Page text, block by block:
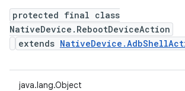
protected final class
NativeDevice.RebootDeviceAction
extends
java.lang.Object